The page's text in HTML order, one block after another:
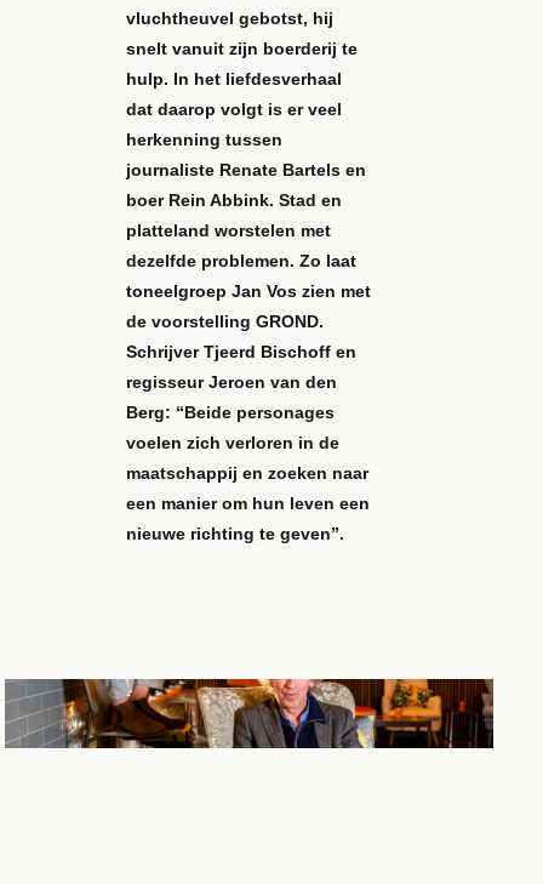
vluchtheuvel gebotst, hij
snelt vanuit zijn boerderij te
hulp. In het liefdesverhaal
dat daarop volgt is er veel
herkenning tussen
journaliste Renate Bartels en
boer Rein Abbink. Stad en
platteland worstelen met
dezelfde problemen. Zo laat
toneelgroep Jan Vos zien met
de voorstelling GROND.
Schrijver Tjeerd Bischoff en
regisseur Jeroen van den
Berg: “Beide personages
voelen zich verloren in de
maatschappij en zoeken naar
een manier om hun leven een
nieuwe richting te geven”.